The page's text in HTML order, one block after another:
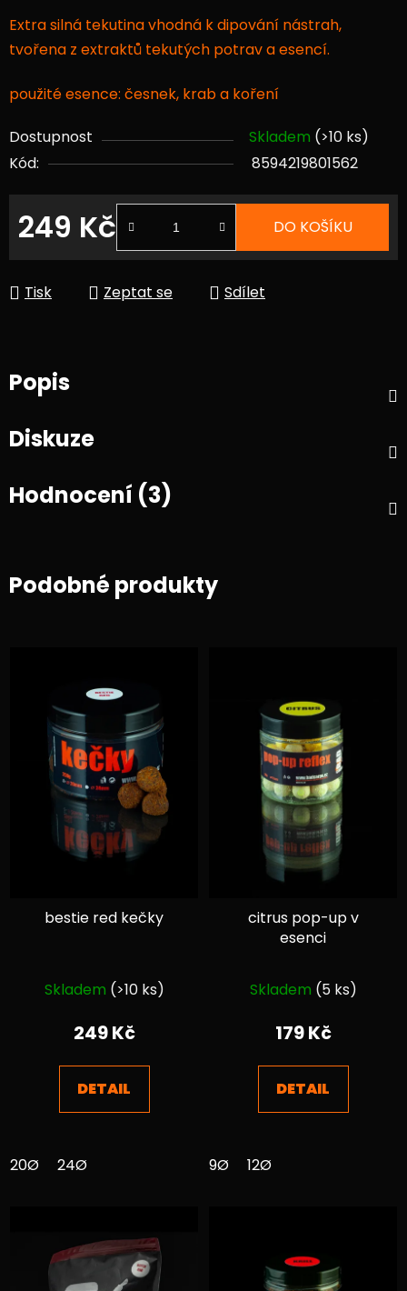
Extra silná tekutina vhodná k dipování nástrah,
tvořena z extraktů tekutých potrav a esencí.
použité esence: česnek, krab a koření
Dostupnost Skladem (>10 ks)
Kód:
8594219801562
249 Kč
Měrná cena:
DO KOŠÍKU
Tisk Zeptat se Sdílet
Popis
Diskuze
Hodnocení (3)
Podobné produkty
bestie red kečky
hodnocení
produktu
4,5
z
Skladem (>10 ks)
249 Kč
DETAIL
20Ø 24Ø
citrus pop-up v
esenci
hodnocení
produktu
4,2
z
Skladem (5 ks)
179 Kč
DETAIL
9Ø 12Ø